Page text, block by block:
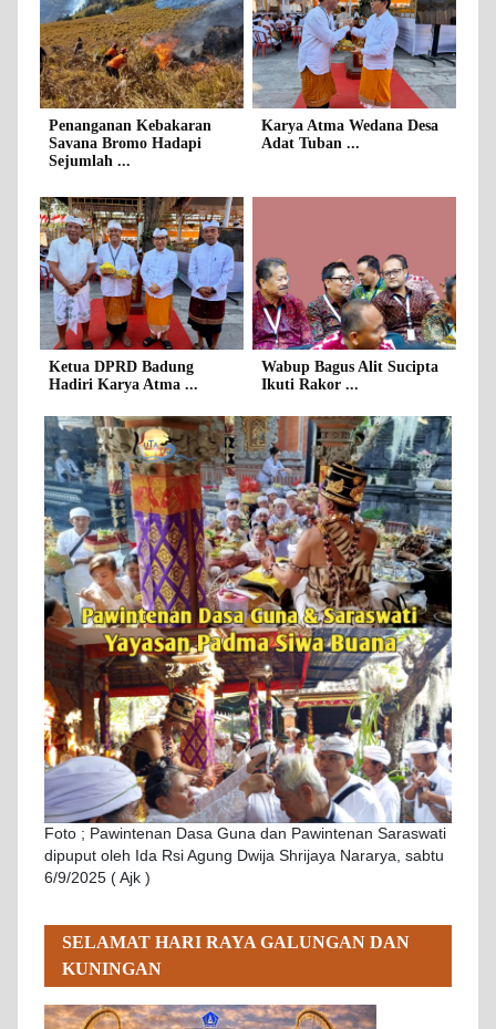
Penanganan Kebakaran
Savana Bromo Hadapi
Sejumlah ...
Karya Atma Wedana Desa
Adat Tuban ...
Ketua DPRD Badung
Hadiri Karya Atma ...
Wabup Bagus Alit Sucipta
Ikuti Rakor ...
Foto ; Pawintenan Dasa Guna dan Pawintenan Saraswati
dipuput oleh Ida Rsi Agung Dwija Shrijaya Nararya, sabtu
6/9/2025 ( Ajk )
SELAMAT HARI RAYA GALUNGAN DAN
KUNINGAN